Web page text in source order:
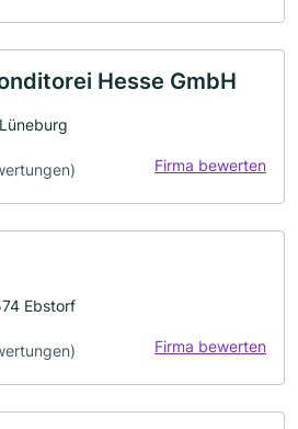
Hesse GmbH
Firma bewerten
Ebstorf
Firma bewerten